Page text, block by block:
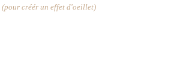
(pour créér un effet d'oeillet)